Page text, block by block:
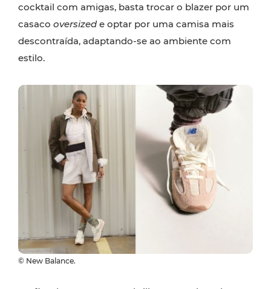
cocktail com amigas, basta trocar o blazer por um
casaco oversizede optar por uma camisa mais
descontraída, adaptando-se ao ambiente com
estilo.
© New Balance.